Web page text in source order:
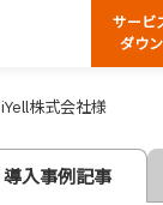
サービ
ダウ
iYell株式会社様
導入事例記事